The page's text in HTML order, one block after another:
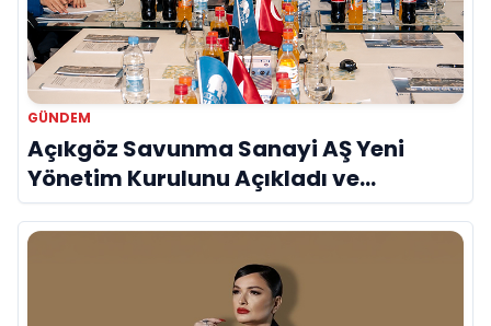
GÜNDEM
Açıkgöz Savunma Sanayi AŞ Yeni
Yönetim Kurulunu Açıkladı ve
Savunma Sanayinde Küresel Vizyon
Vurgusu